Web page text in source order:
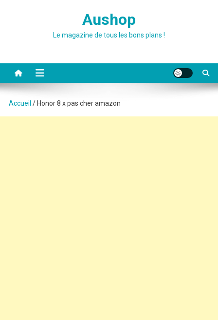
Aushop
Le magazine de tous les bons plans !
Accueil / Honor 8 x pas cher amazon